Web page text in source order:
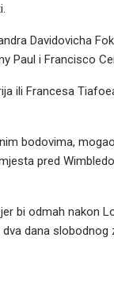
Davidovicha
Paul i Francisco
ili Francesa
bodovima,
pred
bi odmah nakon
dana slobodnog